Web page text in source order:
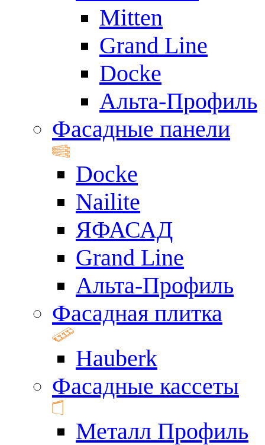
Mitten
Grand Line
Docke
Альта-Профиль
Фасадные панели
Docke
Nailite
ЯФАСАД
Grand Line
Альта-Профиль
Фасадная плитка
Hauberk
Фасадные кассеты
Металл Профиль